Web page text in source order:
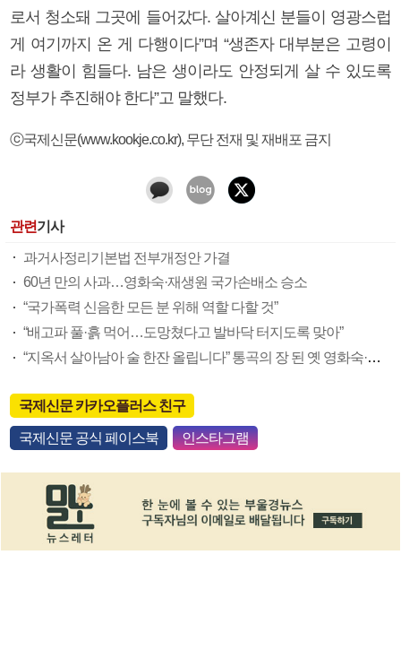
로서 청소돼 그곳에 들어갔다. 살아계신 분들이 영광스럽
게 여기까지 온 게 다행이다”며 “생존자 대부분은 고령이
라 생활이 힘들다. 남은 생이라도 안정되게 살 수 있도록
정부가 추진해야 한다”고 말했다.
ⓒ국제신문(www.kookje.co.kr), 무단 전재 및 재배포 금지
관련기사
과거사정리기본법 전부개정안 가결
60년 만의 사과…영화숙·재생원 국가손배소 승소
“국가폭력 신음한 모든 분 위해 역할 다할 것”
“배고파 풀·흙 먹어…도망쳤다고 발바닥 터지도록 맞아”
“지옥서 살아남아 술 한잔 올립니다” 통곡의 장 된 옛 영화숙·재생원 터
국제신문 카카오플러스 친구
국제신문 공식 페이스북 인스타그램